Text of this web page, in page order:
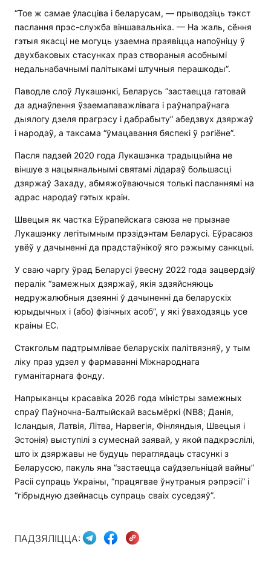
“Тое ж самае ўласціва і беларусам, — прыводзіць тэкст
паслання прэс-служба віншавальніка. — На жаль, сёння
гэтыя якасці не могуць узаемна праявіцца напоўніцу ў
двухбаковых стасунках праз створаныя асобнымі
недальнабачнымі палітыкамі штучныя перашкоды”.
Паводле слоў Лукашэнкі, Беларусь “застаецца гатовай
да аднаўлення ўзаемапаважлівага і раўнапраўнага
дыялогу дзеля прагрэсу і дабрабыту” абедзвух дзяржаў
і народаў, а таксама “ўмацавання бяспекі ў рэгіёне”.
Пасля падзей 2020 года Лукашэнка традыцыйна не
віншуе з нацыянальнымі святамі лідараў большасці
дзяржаў Захаду, абмяжоўваючыся толькі пасланнямі на
адрас народаў гэтых краін.
Швецыя як частка Еўрапейскага саюза не прызнае
Лукашэнку легітымным прэзідэнтам Беларусі. Еўрасаюз
увёў у дачыненні да прадстаўнікоў яго рэжыму санкцыі.
У сваю чаргу ўрад Беларусі ўвесну 2022 года зацвердзіў
пералік “замежных дзяржаў, якія здзяйсняюць
недружалюбныя дзеянні ў дачыненні да беларускіх
юрыдычных і (або) фізічных асоб”, у які ўваходзяць усе
краіны ЕС.
Стакгольм падтрымлівае беларускіх палітвязняў, у тым
ліку праз удзел у фармаванні Міжнароднага
гуманітарнага фонду.
Напрыканцы красавіка 2026 года міністры замежных
спраў Паўночна-Балтыйскай васьмёркі (NB8; Данія,
Ісландыя, Латвія, Літва, Нарвегія, Фінляндыя, Швецыя і
Эстонія) выступілі з сумеснай заявай, у якой падкрэслілі,
што іх дзяржавы не будуць пераглядаць стасункі з
Беларуссю, пакуль яна “застаецца саўдзельніцай вайны”
Расіі супраць Украіны, “працягвае ўнутраныя рэпрэсіі” і
“гібрыдную дзейнасць супраць сваіх суседзяў”.
ПАДЗЯЛІЦЦА: